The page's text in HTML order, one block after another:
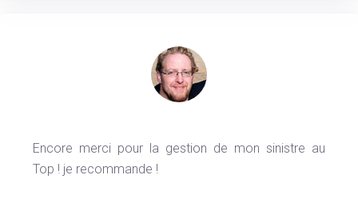
Encore merci pour la gestion de mon sinistre au
Top ! je recommande !